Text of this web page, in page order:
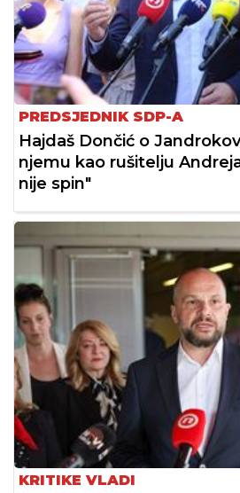
PREDSJEDNIK SDP-A
Hajdaš Dončić o
njemu kao rušitelju
nije spin"
KRITIKE VLADI